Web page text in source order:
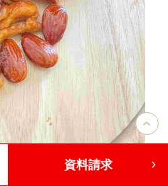
資料請求